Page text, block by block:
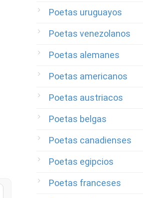
Poetas uruguayos
Poetas venezolanos
Poetas alemanes
Poetas americanos
Poetas austriacos
Poetas belgas
Poetas canadienses
Poetas egipcios
Poetas franceses